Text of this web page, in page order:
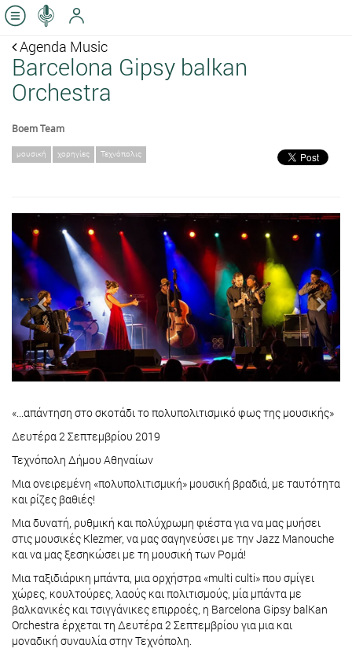
Agenda Music
Barcelona Gipsy balkan
Orchestra
Boem Team
μουσική χορηγίες Τεχνόπολις
Previous Next
«...απάντηση στο σκοτάδι το πολυπολιτισμικό φως της μουσικής»
Δευτέρα 2 Σεπτεμβρίου 2019
Τεχνόπολη Δήμου Αθηναίων
Μια ονειρεμένη «πολυπολιτισμική» μουσική βραδιά, με ταυτότητα
και ρίζες βαθιές!
Μια δυνατή, ρυθμική και πολύχρωμη φιέστα για να μας μυήσει
στις μουσικές Klezmer, να μας σαγηνεύσει με την Jazz Manouche
και να μας ξεσηκώσει με τη μουσική των Ρομά!
Μια ταξιδιάρικη μπάντα, μια ορχήστρα «multi culti» που σμίγει
χώρες, κουλτούρες, λαούς και πολιτισμούς, μία μπάντα με
βαλκανικές και τσιγγάνικες επιρροές, η Barcelona Gipsy balKan
Orchestra έρχεται τη Δευτέρα 2 Σεπτεμβρίου για μια και
μοναδική συναυλία στην Τεχνόπολη.